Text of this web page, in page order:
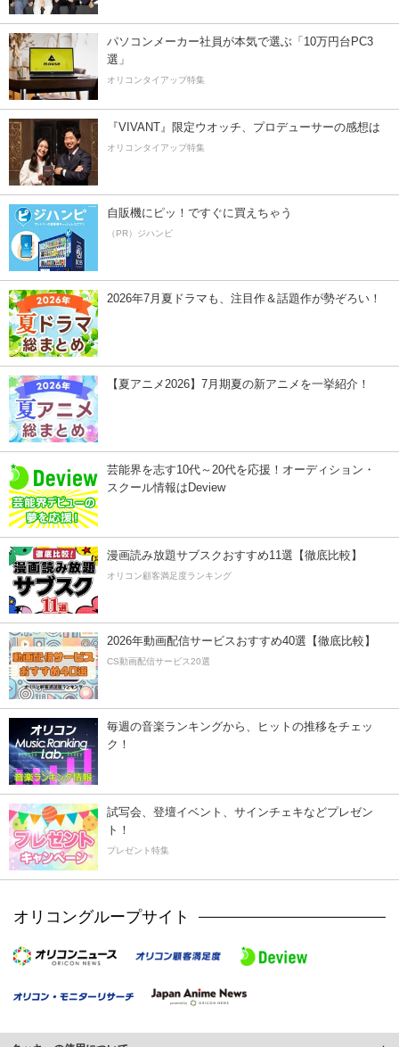
パソコンメーカー社員が本気で選ぶ「10万円台PC3
選」
オリコンタイアップ特集
『VIVANT』限定ウオッチ、プロデューサーの感想は
オリコンタイアップ特集
自販機にピッ！ですぐに買えちゃう
（PR）ジハンピ
2026年7月夏ドラマも、注目作＆話題作が勢ぞろい！
【夏アニメ2026】7月期夏の新アニメを一挙紹介！
芸能界を志す10代～20代を応援！オーディション・
スクール情報はDeview
漫画読み放題サブスクおすすめ11選【徹底比較】
オリコン顧客満足度ランキング
2026年動画配信サービスおすすめ40選【徹底比較】
CS動画配信サービス20選
毎週の音楽ランキングから、ヒットの推移をチェッ
ク！
試写会、登壇イベント、サインチェキなどプレゼン
ト！
プレゼント特集
オリコングループサイト